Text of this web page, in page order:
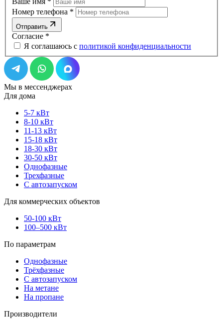
Номер телефона *
Отправить
Согласие *
Я соглашаюсь с политикой конфиденциальности
Мы в мессенджерах
Для дома
5-7 кВт
8-10 кВт
11-13 кВт
15-18 кВт
18-30 кВт
30-50 кВт
Однофазные
Трехфазные
С автозапуском
Для коммерческих объектов
50-100 кВт
100–500 кВт
По параметрам
Однофазные
Трёхфазные
С автозапуском
На метане
На пропане
Производители